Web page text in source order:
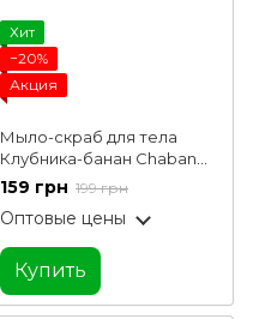
Хит
−20%
Акция
Мыло-скраб для тела
Клубника-банан Chaban
180 мл
159 грн 199 грн
Оптовые цены
Купить